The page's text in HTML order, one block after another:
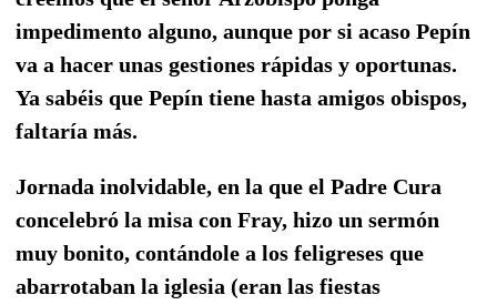
impedimento alguno, aunque por si acaso Pepín
va a hacer unas gestiones rápidas y oportunas.
Ya sabéis que Pepín tiene hasta amigos obispos,
faltaría más.
Jornada inolvidable, en la que el Padre Cura
concelebró la misa con Fray, hizo un sermón
muy bonito, contándole a los feligreses que
abarrotaban la iglesia (eran las fiestas